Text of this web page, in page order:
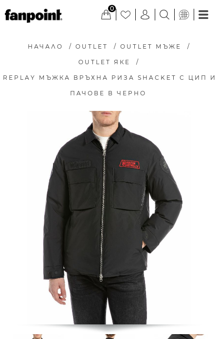
0
НАЧАЛО / OUTLET / OUTLET МЪЖЕ /
OUTLET ЯКЕ /
REPLAY МЪЖКА ВРЪХНА РИЗА SHACKET С ЦИП И
ПАЧОВЕ В ЧЕРНО